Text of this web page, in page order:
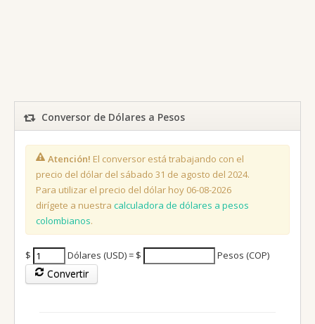
Conversor de Dólares a Pesos
Atención! El conversor está trabajando con el
precio del dólar del sábado 31 de agosto del 2024.
Para utilizar el precio del dólar hoy 06-08-2026
dirígete a nuestra calculadora de dólares a pesos
colombianos.
$ Dólares (USD) = $ Pesos (COP)
Convertir